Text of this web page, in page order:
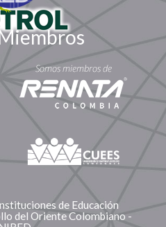
de Educación
del Oriente Colombiano -